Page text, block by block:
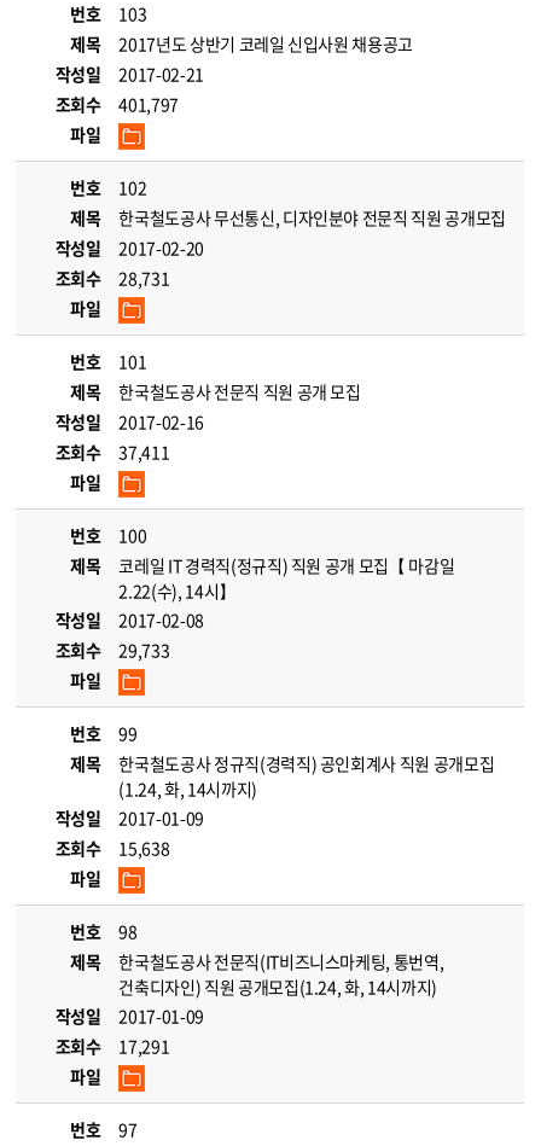
번호
103
제목
2017년도 상반기 코레일 신입사원 채용공고
작성일
2017-02-21
조회수
401,797
파일
번호
102
제목
한국철도공사 무선통신, 디자인분야 전문직 직원 공개모집
작성일
2017-02-20
조회수
28,731
파일
번호
101
제목
한국철도공사 전문직 직원 공개 모집
작성일
2017-02-16
조회수
37,411
파일
번호
100
제목
코레일 IT 경력직(정규직) 직원 공개 모집【 마감일
2.22(수), 14시】
작성일
2017-02-08
조회수
29,733
파일
번호
99
제목
한국철도공사 정규직(경력직) 공인회계사 직원 공개모집
(1.24, 화, 14시까지)
작성일
2017-01-09
조회수
15,638
파일
번호
98
제목
한국철도공사 전문직(IT비즈니스마케팅, 통번역,
건축디자인) 직원 공개모집(1.24, 화, 14시까지)
작성일
2017-01-09
조회수
17,291
파일
번호
97